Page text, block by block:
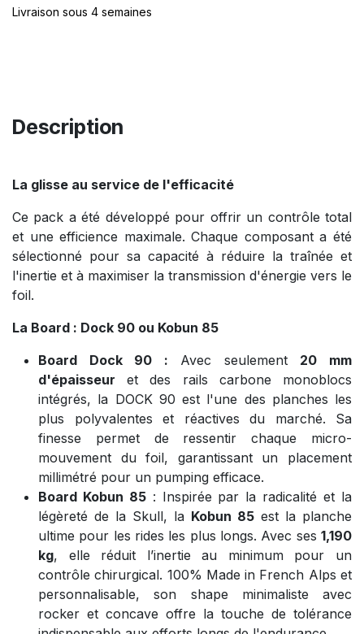
Livraison sous 4 semaines
Description
La glisse au service de l'efficacité
Ce pack a été développé pour offrir un contrôle total
et une efficience maximale. Chaque composant a été
sélectionné pour sa capacité à réduire la traînée et
l'inertie et à maximiser la transmission d'énergie vers le
foil.
La Board : Dock 90 ou Kobun 85
Board Dock 90 : Avec seulement 20 mm
d'épaisseur et des rails carbone monoblocs
intégrés, la DOCK 90 est l'une des planches les
plus polyvalentes et réactives du marché. Sa
finesse permet de ressentir chaque micro-
mouvement du foil, garantissant un placement
millimétré pour un pumping efficace.
Board Kobun 85: Inspirée par la radicalité et la
légèreté de la Skull, la Kobun 85 est la planche
ultime pour les rides les plus longs. Avec ses 1,190
kg, elle réduit l’inertie au minimum pour un
contrôle chirurgical. 100% Made in French Alps et
personnalisable, son shape minimaliste avec
rocker et concave offre la touche de tolérance